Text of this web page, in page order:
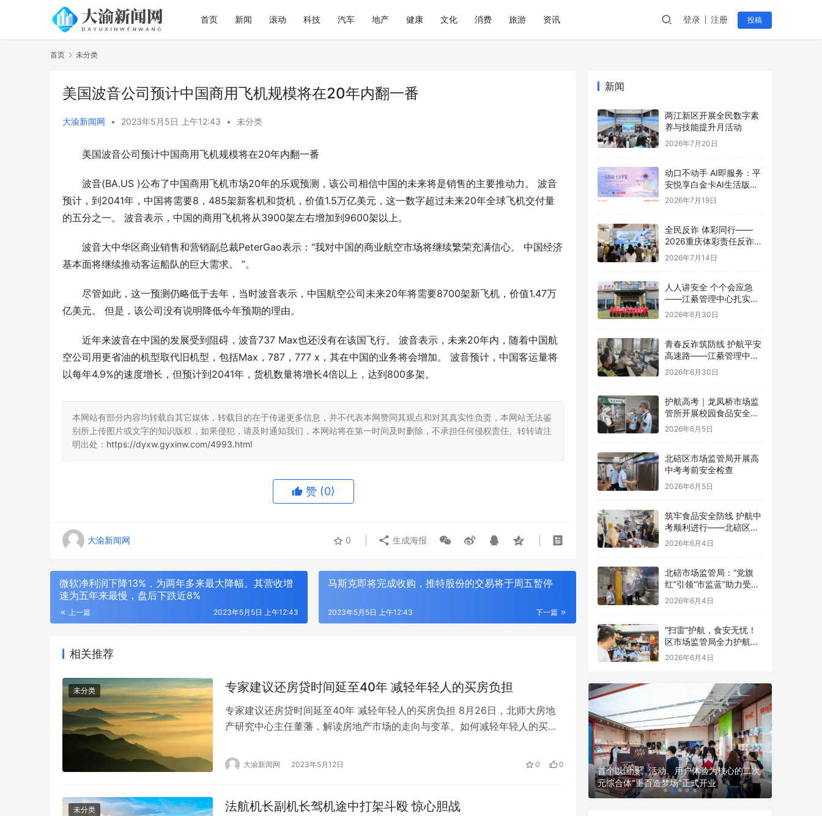
首页 新闻 滚动 科技 汽车 地产 健康 文化 消费 旅游 资讯 登录 注册 投稿
首页 未分类
美国波音公司预计中国商用飞机规模将在20年内翻一番
大渝新闻网 • 2023年5月5日 上午12:43 • 未分类
美国波音公司预计中国商用飞机规模将在20年内翻一番
波音(BA.US )公布了中国商用飞机市场20年的乐观预测，该公司相信中国的未来将是销售的主要推动力。 波音
预计，到2041年，中国将需要8，485架新客机和货机，价值1.5万亿美元，这一数字超过未来20年全球飞机交付量
的五分之一。 波音表示，中国的商用飞机将从3900架左右增加到9600架以上。
波音大中华区商业销售和营销副总裁PeterGao表示：“我对中国的商业航空市场将继续繁荣充满信心。 中国经济
基本面将继续推动客运船队的巨大需求。 ”。
尽管如此，这一预测仍略低于去年，当时波音表示，中国航空公司未来20年将需要8700架新飞机，价值1.47万
亿美元。 但是，该公司没有说明降低今年预期的理由。
近年来波音在中国的发展受到阻碍，波音737 Max也还没有在该国飞行。 波音表示，未来20年内，随着中国航
空公司用更省油的机型取代旧机型，包括Max，787，777 x，其在中国的业务将会增加。 波音预计，中国客运量将
以每年4.9%的速度增长，但预计到2041年，货机数量将增长4倍以上，达到800多架。
本网站有部分内容均转载自其它媒体，转载目的在于传递更多信息，并不代表本网赞同其观点和对其真实性负责，本网站无法鉴
别所上传图片或文字的知识版权，如果侵犯，请及时通知我们，本网站将在第一时间及时删除，不承担任何侵权责任。转转请注
明出处： https://dyxw.gyxinw.com/4993.html
赞 (0)
大渝新闻网 0 生成海报
微软净利润下降13%，为两年多来最大降幅。其营收增
速为五年来最慢，盘后下跌近8%
上一篇 2023年5月5日 上午12:43
马斯克即将完成收购，推特股份的交易将于周五暂停
下一篇
2023年5月5日 上午12:43
相关推荐
未分类 专家建议还房贷时间延至40年 减轻年轻人的买房负担
专家建议还房贷时间延至40年 减轻年轻人的买房负担 8月26日，北师大房地
产研究中心主任董藩，解读房地产市场的走向与变革。如何减轻年轻人的买房
措施来实现。 董藩指出，现在国内买房首付比例为30%，这在全世界来看都是
大渝新闻网 2023年5月12日 0 0
未分类 法航机长副机长驾机途中打架斗殴 惊心胆战
新闻
两江新区开展全民数字素
养与技能提升月活动
2026年7月20日
动口不动手 AI即服务：平
安悦享白金卡AI生活版升
级用卡新体验
2026年7月19日
全民反诈 体彩同行——
2026重庆体彩责任反诈宣
传活动首站圆满举行
2026年7月14日
人人讲安全 个个会应急
——江綦管理中心扎实开
展2026年“安全生产月”系
列活动
2026年6月30日
青春反诈筑防线 护航平安
高速路——江綦管理中心
团支部开展反诈宣传活动
2026年6月30日
护航高考｜龙凤桥市场监
管所开展校园食品安全专
项检查
2026年6月5日
北碚区市场监管局开展高
中考考前安全检查
2026年6月5日
筑牢食品安全防线 护航中
考顺利进行——北碚区茨
竹镇开展华蓥中学中考考
点食品安全考前检查
2026年6月4日
北碚市场监管局：“党旗
红”引领“市监蓝”助力受灾
食品生产经营主体复工复
2026年6月4日
“扫雷”护航，食安无忧！
区市场监管局全力护航中
高考
2026年6月4日
动口不动手 AI即服务：平安悦享白金卡AI生
筑牢安全发展屏障 护航高质量经营 渤海银
首个以国漫、活动、用户体验为核心的二次
元综合体“重百造梦场”正式开业